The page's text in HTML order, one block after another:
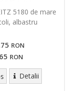
5180 de mare
albastru
RON
RON
Detalii